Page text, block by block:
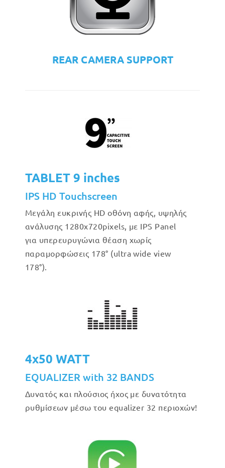
REAR CAMERA SUPPORT
TABLET 9 inches
IPS HD Touchscreen
Μεγάλη ευκρινής HD οθόνη αφής, υψηλής
ανάλυσης 1280x720pixels, με IPS Panel
για υπερευρυγώνια θέαση χωρίς
παραμορφώσεις 178° (ultra wide view
178°).
4x50 WATT
EQUALIZER with 32 BANDS
Δυνατός και πλούσιος ήχος με δυνατότητα
ρυθμίσεων μέσω του equalizer 32 περιοχών!